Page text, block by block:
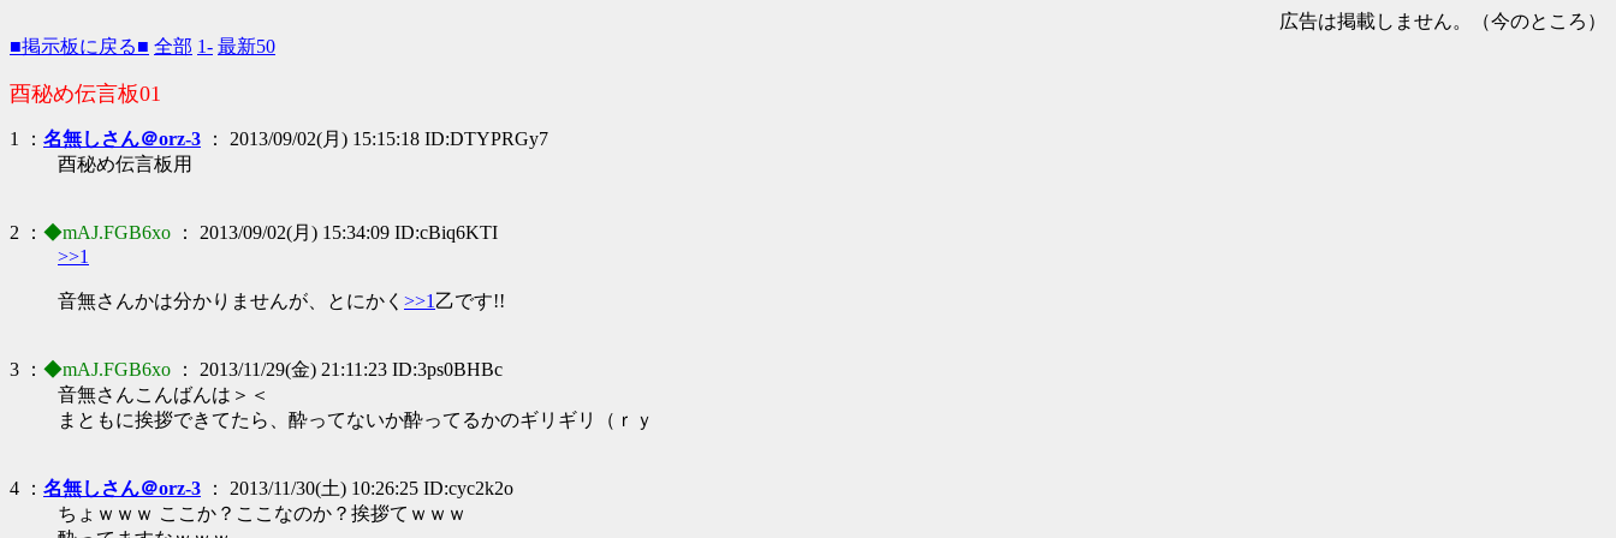
広告は掲載しません。（今のところ）
■掲示板に戻る■ 全部 1- 最新50
酉秘め伝言板01
1 ： 名無しさん＠orz-3 ： 2013/09/02(月) 15:15:18 ID:DTYPRGy7
酉秘め伝言板用
2 ： ◆mAJ.FGB6xo ： 2013/09/02(月) 15:34:09 ID:cBiq6KTI
>>1
音無さんかは分かりませんが、とにかく >>1 乙です!!
3 ： ◆mAJ.FGB6xo ： 2013/11/29(金) 21:11:23 ID:3ps0BHBc
音無さんこんばんは＞＜
まともに挨拶できてたら、酔ってないか酔ってるかのギリギリ（ｒｙ
4 ： 名無しさん＠orz-3 ： 2013/11/30(土) 10:26:25 ID:cyc2k2o
ちょｗｗｗ ここか？ここなのか？挨拶てｗｗｗ